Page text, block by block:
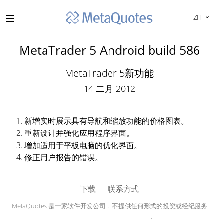
ZH
MetaTrader 5 Android build 586
MetaTrader 5新功能
14 二月 2012
新增实时展示具有导航和缩放功能的价格图表。
重新设计并强化应用程序界面。
增加适用于平板电脑的优化界面。
修正用户报告的错误。
下载 联系方式
MetaQuotes 是一家软件开发公司，不提供任何形式的投资或经纪服务